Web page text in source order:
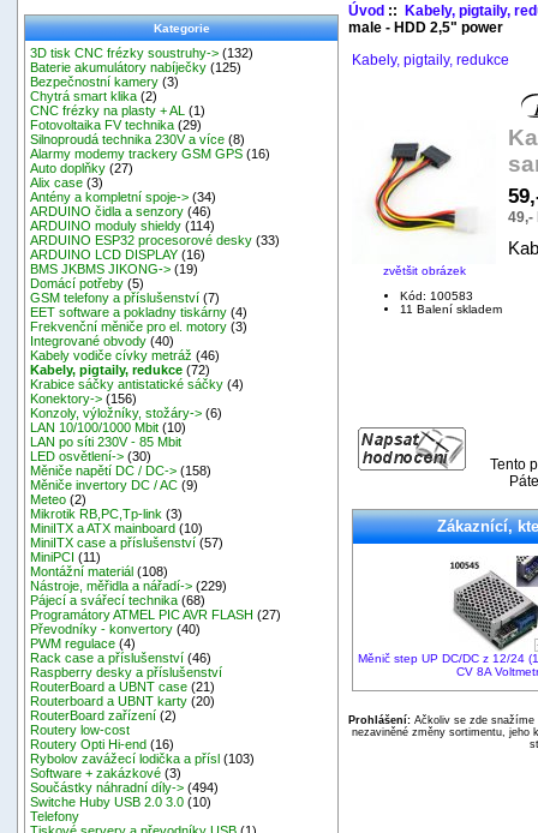
Kategorie
3D tisk CNC frézky soustruhy-> (132)
Baterie akumulátory nabíječky (125)
Bezpečnostní kamery (3)
Chytrá smart klika (2)
CNC frézky na plasty + AL
(1)
Fotovoltaika FV technika (29)
Silnoproudá technika 230V a více (8)
Alarmy modemy trackery GSM GPS (16)
Auto doplňky (27)
Alix case (3)
Antény a kompletní spoje-> (34)
ARDUINO čidla a senzory (46)
ARDUINO moduly shieldy (114)
ARDUINO ESP32 procesorové desky (33)
ARDUINO LCD DISPLAY (16)
BMS JKBMS JIKONG-> (19)
Domácí potřeby (5)
GSM telefony a příslušenství (7)
EET software a pokladny tiskárny (4)
Frekvenční měniče pro el. motory (3)
Integrované obvody (40)
Kabely vodiče cívky metráž (46)
Kabely, pigtaily, redukce (72)
Krabice sáčky antistatické sáčky (4)
Konektory-> (156)
Konzoly, výložníky, stožáry-> (6)
LAN 10/100/1000 Mbit (10)
LAN po síti 230V - 85 Mbit
LED osvětlení-> (30)
Měniče napětí DC / DC-> (158)
Měniče invertory DC / AC (9)
Meteo (2)
Mikrotik RB,PC,Tp-link (3)
MiniITX a ATX mainboard (10)
MiniITX case a příslušenství (57)
MiniPCI (11)
Montážní materiál (108)
Nástroje, měřidla a nářadí-> (229)
Pájecí a svářecí technika (68)
Programátory ATMEL PIC AVR FLASH (27)
Převodníky - konvertory (40)
PWM regulace (4)
Rack case a příslušenství (46)
Raspberry desky a příslušenství
RouterBoard a UBNT case (21)
Routerboard a UBNT karty (20)
RouterBoard zařízení (2)
Routery low-cost
Routery Opti Hi-end (16)
Rybolov zavážecí lodička a přísl (103)
Software + zakázkové (3)
Součástky náhradní díly-> (494)
Switche Huby USB 2.0 3.0 (10)
Telefony
Úvod:: Kabely, pigtaily,
male - HDD 2,5" power
Kabely, pigtaily, redukce
zvětšit obrázek
49,-
Kód: 100583
11 Balení skladem
Tento
Zákaznící,
Měnič step UP DC/DC z 12/24
CV 8A Voltmetr
Prohlášení:Ačkoliv se zde snažíme
nezaviněné změny sortimentu, jeho